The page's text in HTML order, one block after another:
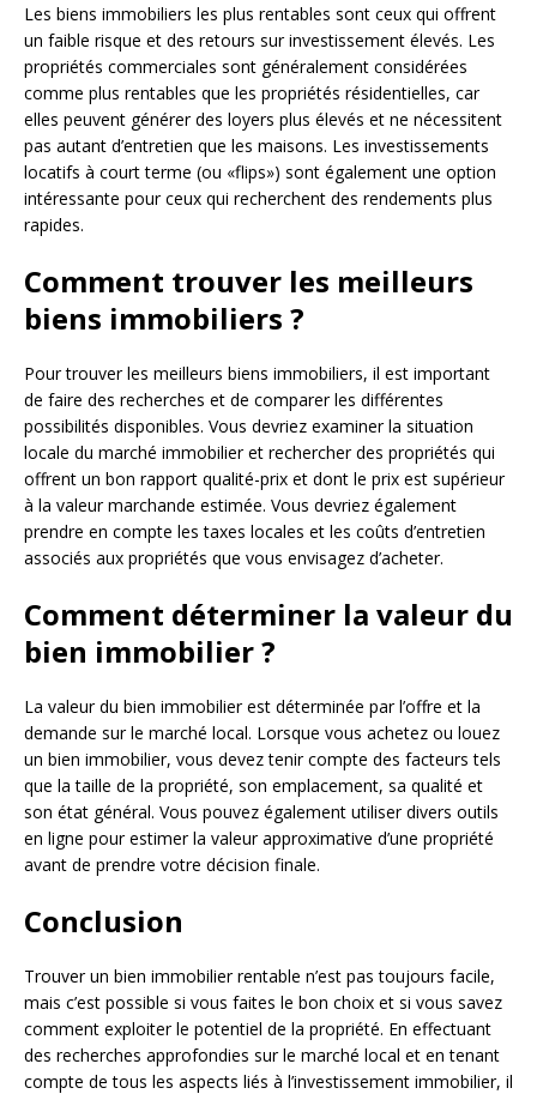
Les biens immobiliers les plus rentables sont ceux qui offrent
un faible risque et des retours sur investissement élevés. Les
propriétés commerciales sont généralement considérées
comme plus rentables que les propriétés résidentielles, car
elles peuvent générer des loyers plus élevés et ne nécessitent
pas autant d’entretien que les maisons. Les investissements
locatifs à court terme (ou «flips») sont également une option
intéressante pour ceux qui recherchent des rendements plus
rapides.
Comment trouver les meilleurs
biens immobiliers ?
Pour trouver les meilleurs biens immobiliers, il est important
de faire des recherches et de comparer les différentes
possibilités disponibles. Vous devriez examiner la situation
locale du marché immobilier et rechercher des propriétés qui
offrent un bon rapport qualité-prix et dont le prix est supérieur
à la valeur marchande estimée. Vous devriez également
prendre en compte les taxes locales et les coûts d’entretien
associés aux propriétés que vous envisagez d’acheter.
Comment déterminer la valeur du
bien immobilier ?
La valeur du bien immobilier est déterminée par l’offre et la
demande sur le marché local. Lorsque vous achetez ou louez
un bien immobilier, vous devez tenir compte des facteurs tels
que la taille de la propriété, son emplacement, sa qualité et
son état général. Vous pouvez également utiliser divers outils
en ligne pour estimer la valeur approximative d’une propriété
avant de prendre votre décision finale.
Conclusion
Trouver un bien immobilier rentable n’est pas toujours facile,
mais c’est possible si vous faites le bon choix et si vous savez
comment exploiter le potentiel de la propriété. En effectuant
des recherches approfondies sur le marché local et en tenant
compte de tous les aspects liés à l’investissement immobilier, il